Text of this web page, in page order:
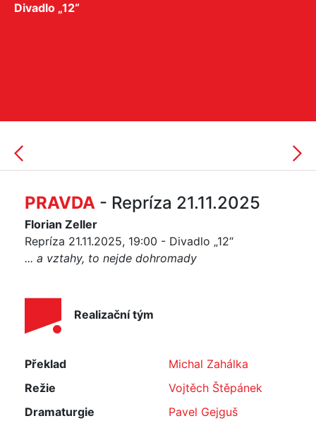
Divadlo „12“
PRAVDA - Repríza 21.11.2025
Florian Zeller
Repríza 21.11.2025, 19:00 - Divadlo „12“
... a vztahy, to nejde dohromady
Realizační tým
Překlad
Michal Zahálka
Režie
Vojtěch Štěpánek
Dramaturgie
Pavel Gejguš